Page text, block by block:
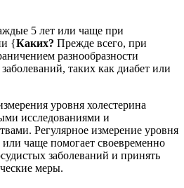
5 лет или чаще при
{Каких? Прежде всего, при
разнообразности
таких как диабет или
уровня холестерина
исследованиями и
Регулярное измерение уровня
чаще помогает своевременно
заболеваний и принять
меры.